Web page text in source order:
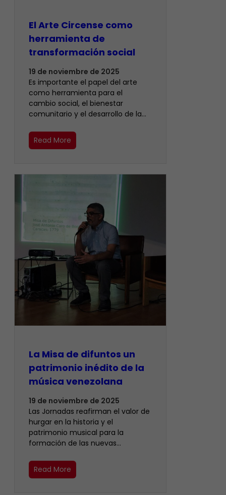
El Arte Circense como
herramienta de
transformación social
19 de noviembre de 2025
Es importante el papel del arte
como herramienta para el
cambio social, el bienestar
comunitario y el desarrollo de la…
Read More
La Misa de difuntos un
patrimonio inédito de la
música venezolana
19 de noviembre de 2025
Las Jornadas reafirman el valor de
hurgar en la historia y el
patrimonio musical para la
formación de las nuevas…
Read More